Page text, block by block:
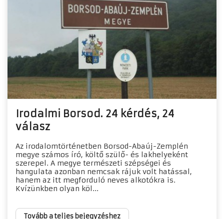
Irodalmi Borsod. 24 kérdés, 24
válasz
Az irodalomtörténetben Borsod-Abaúj-Zemplén
megye számos író, költő szülő- és lakhelyeként
szerepel. A megye természeti szépségei és
hangulata azonban nemcsak rájuk volt hatással,
hanem az itt megforduló neves alkotókra is.
Kvízünkben olyan köl...
Tovább a teljes bejegyzéshez